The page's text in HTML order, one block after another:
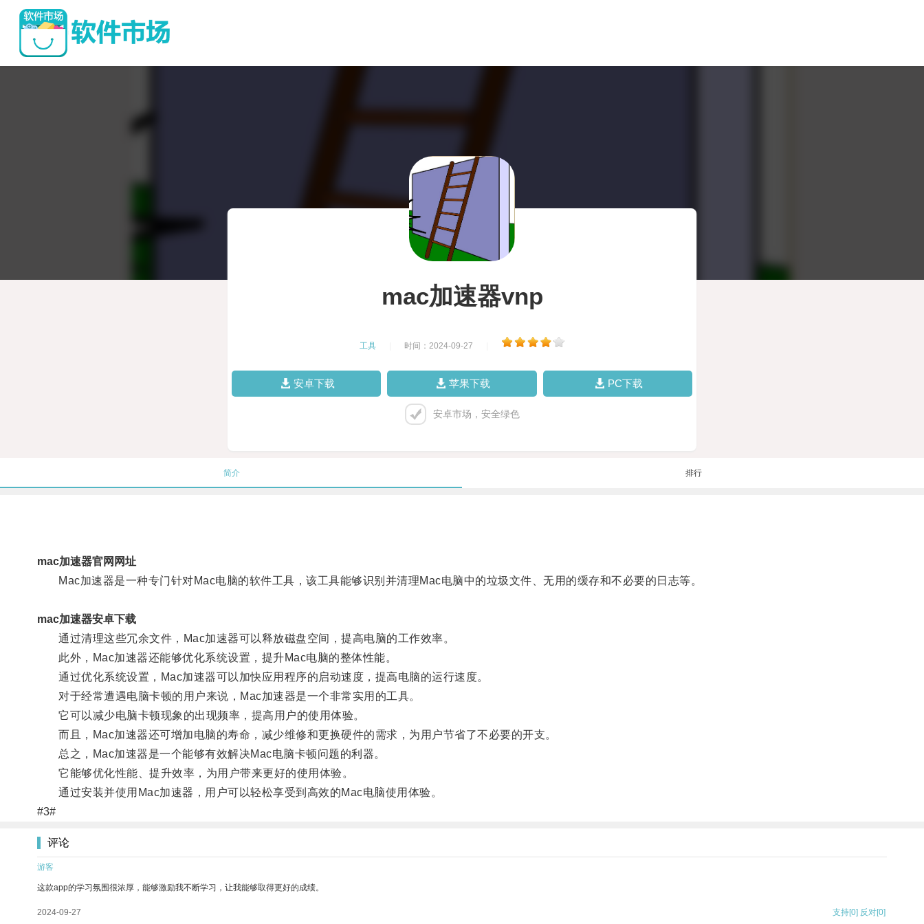
mac加速器vnp
工具 时间：2024-09-27
安卓下载 苹果下载 PC下载
安卓市场，安全绿色
简介 排行
mac加速器官网网址
Mac加速器是一种专门针对Mac电脑的软件工具，该工具能够识别并清理Mac电脑中的垃圾文件、无用的缓存和不必要的日志等。
mac加速器安卓下载
通过清理这些冗余文件，Mac加速器可以释放磁盘空间，提高电脑的工作效率。
此外，Mac加速器还能够优化系统设置，提升Mac电脑的整体性能。
通过优化系统设置，Mac加速器可以加快应用程序的启动速度，提高电脑的运行速度。
对于经常遭遇电脑卡顿的用户来说，Mac加速器是一个非常实用的工具。
它可以减少电脑卡顿现象的出现频率，提高用户的使用体验。
而且，Mac加速器还可增加电脑的寿命，减少维修和更换硬件的需求，为用户节省了不必要的开支。
总之，Mac加速器是一个能够有效解决Mac电脑卡顿问题的利器。
它能够优化性能、提升效率，为用户带来更好的使用体验。
通过安装并使用Mac加速器，用户可以轻松享受到高效的Mac电脑使用体验。
#3#
评论
游客
这款app的学习氛围很浓厚，能够激励我不断学习，让我能够取得更好的成绩。
2024-09-27 支持[0] 反对[0]